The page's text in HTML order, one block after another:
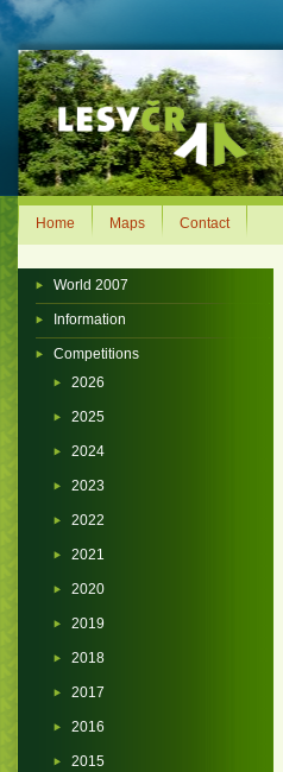
World 2007
Information
Competitions
2026
2025
2024
2023
2022
2021
2020
2019
2018
2017
2016
2015
Home Maps Contact